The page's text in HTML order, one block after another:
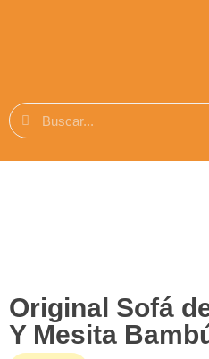
Original Sofá
Y Mesita